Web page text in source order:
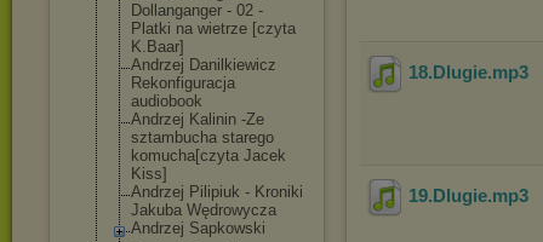
Dollanganger - 02 -
Platki na wietrze [czyta
K.Baar]
Andrzej Danilkiewicz
Rekonfiguracja
audiobook
Andrzej Kalinin -Ze
sztambucha starego
komucha[czyta Jacek
Kiss]
Andrzej Pilipiuk - Kroniki
Jakuba Wędrowycza
Andrzej Sapkowski
18.Dlugie.mp3
19.Dlugie.mp3